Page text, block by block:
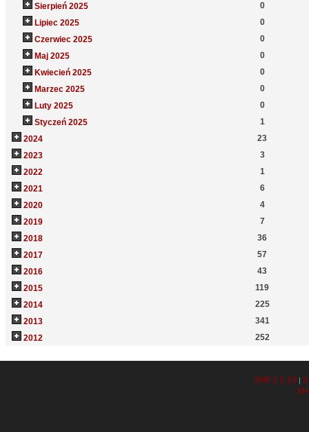
Sierpień 2025
0
Lipiec 2025
0
Czerwiec 2025
0
Maj 2025
0
Kwiecień 2025
0
Marzec 2025
0
Luty 2025
0
Styczeń 2025
1
2024
23
2023
3
2022
1
2021
6
2020
4
2019
7
2018
36
2017
57
2016
43
2015
119
2014
225
2013
341
2012
252
SMF 2.0.19